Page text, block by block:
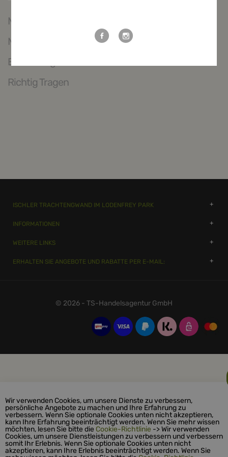
Maßtabelle
Mehr Informationen
Bewertungen
Richtig Tragen
ISCHLER TRACHTENGWAND IM LODENFREY PARK
INFORMATIONEN
WEITERE LINKS
ERHALTEN SIE ANGEBOTE UND RABATTE PER E-MAIL:
© 2026 - TS-Handelsagentur GmbH
Wir verwenden Cookies, um unsere Dienste zu verbessern,
persönliche Angebote zu machen und Ihre Erfahrung zu
verbessern. Wenn Sie optionale Cookies unten nicht akzeptieren,
kann Ihre Erfahrung beeinträchtigt werden. Wenn Sie mehr wissen
möchten, lesen Sie bitte die Cookie-Richtlinie -> Wir verwenden
Cookies, um unsere Dienstleistungen zu verbessern und verbessern
somit Ihr Erlebnis. Wenn Sie optionale Cookies unten nicht
akzeptieren, kann Ihre Erlebnis beeinträchtigt werden. Wenn Sie